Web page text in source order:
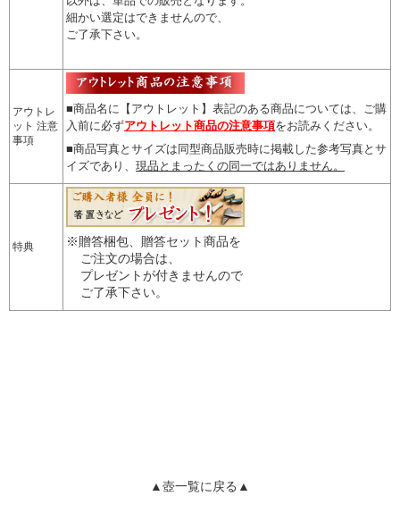
細かい選定はできませんので
ご了承下さい。
アウトレ
ット 注意
事項
■商品名に【アウトレット】表記のある商品については、
ご購
入前に必ずアウトレット商品の注意事項をお読みください。
■商品写真とサイズは同型商品販売時に掲載した参考写真とサ
イズであり、 現品とまったくの同一ではありません。
特典
※贈答梱包、贈答セット商品を
ご注文の場合は、
プレゼントが付きませんので
ご了承下さい。
▲壺一覧に戻る▲